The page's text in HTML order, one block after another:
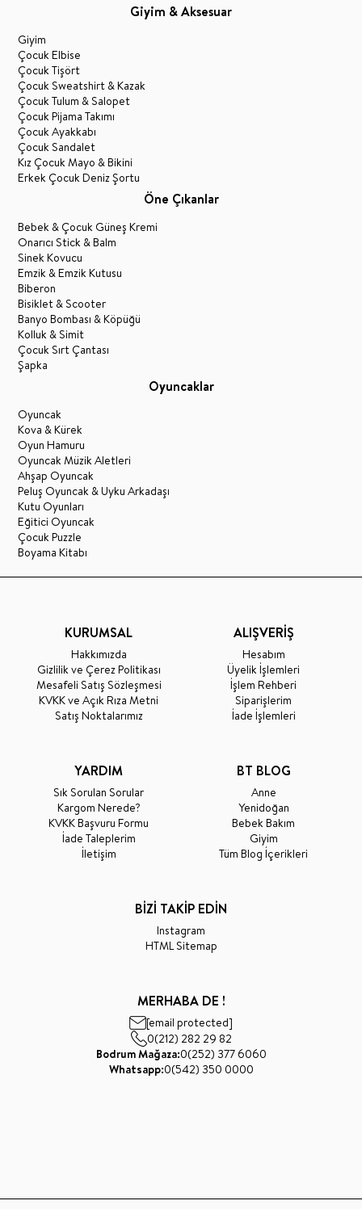
Giyim & Aksesuar
Giyim
Çocuk Elbise
Çocuk Tişört
Çocuk Sweatshirt & Kazak
Çocuk Tulum & Salopet
Çocuk Pijama Takımı
Çocuk Ayakkabı
Çocuk Sandalet
Kız Çocuk Mayo & Bikini
Erkek Çocuk Deniz Şortu
Öne Çıkanlar
Bebek & Çocuk Güneş Kremi
Onarıcı Stick & Balm
Sinek Kovucu
Emzik & Emzik Kutusu
Biberon
Bisiklet & Scooter
Banyo Bombası & Köpüğü
Kolluk & Simit
Çocuk Sırt Çantası
Şapka
Oyuncaklar
Oyuncak
Kova & Kürek
Oyun Hamuru
Oyuncak Müzik Aletleri
Ahşap Oyuncak
Peluş Oyuncak & Uyku Arkadaşı
Kutu Oyunları
Eğitici Oyuncak
Çocuk Puzzle
Boyama Kitabı
KURUMSAL
Hakkımızda
Gizlilik ve Çerez Politikası
Mesafeli Satış Sözleşmesi
KVKK ve Açık Rıza Metni
Satış Noktalarımız
ALIŞVERİŞ
Hesabım
Üyelik İşlemleri
İşlem Rehberi
Siparişlerim
İade İşlemleri
YARDIM
Sık Sorulan Sorular
Kargom Nerede?
KVKK Başvuru Formu
İade Taleplerim
İletişim
BT BLOG
Anne
Yenidoğan
Bebek Bakım
Giyim
Tüm Blog İçerikleri
BİZİ TAKİP EDİN
Instagram
HTML Sitemap
MERHABA DE !
[email protected]
0(212) 282 29 82
Bodrum Mağaza:0(252) 377 6060
Whatsapp:0(542) 350 0000